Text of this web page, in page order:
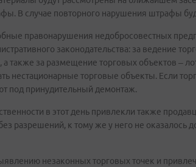
В случае повторного нарушения штрафы
правонарушения недобросовестных
законодательства: за ведение
а также за размещение торговых объектов –
нестационарные торговые объекты. Если
под принудительный демонтаж.
в этот день привлекли также
разрешений, к тому же у него не оказалось
незаконных торговых точек и